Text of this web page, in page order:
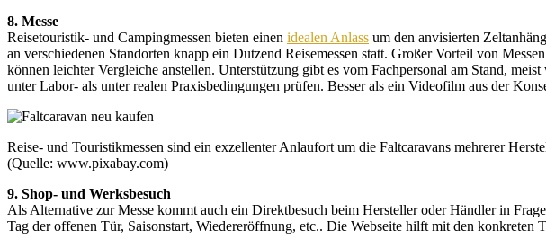
8. Messe
Reisetouristik- und Campingmessen bieten einen idealen Anlass um den anvisierten
an verschiedenen Standorten knapp ein Dutzend Reisemessen statt. Großer Vorteil von
können leichter Vergleiche anstellen. Unterstützung gibt es vom Fachpersonal am Stand,
unter Labor- als unter realen Praxisbedingungen prüfen. Besser als ein Videofilm aus der
Reise- und Touristikmessen sind ein exzellenter Anlaufort um die Faltcaravans mehrerer
(Quelle: www.pixabay.com)
9. Shop- und Werksbesuch
Als Alternative zur Messe kommt auch ein Direktbesuch beim Hersteller oder Händler in
Tag der offenen Tür, Saisonstart, Wiedereröffnung, etc.. Die Webseite hilft mit den konkreten